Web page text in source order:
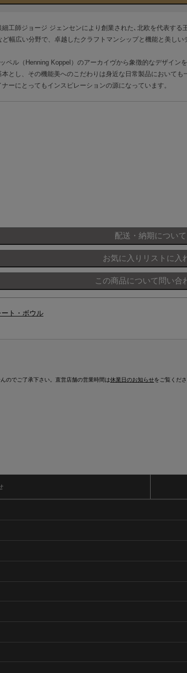
工師ジョージ ジェンセンにより創業された､北欧を代表する
幅広い分野で、卓越したクラフトマンシップと機能と美しい
ル（Henning Koppel）のアーカイヴから象徴的なデザイン
とし、その機能美へのこだわりは身近な日常製品においても
ーにとってもインスピレーションの源になっています。
ート・ボウル
のでご了承下さい。直営店舗の営業時間は休業日のお知らせをご覧くださ